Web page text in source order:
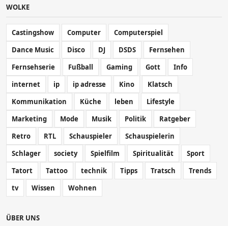
WOLKE
Castingshow Computer
Computerspiel
Dance Music
Disco DJ DSDS
Fernsehen
Fernsehserie
Fußball Gaming Gott
Info
internet
ip ip adresse Kino
Klatsch
Kommunikation
Küche leben
Lifestyle
Marketing
Mode Musik Politik
Ratgeber
Retro
RTL Schauspieler
Schauspielerin
Schlager
society Spielfilm Spiritualität
Sport
Tatort
Tattoo technik Tipps Tratsch
Trends
tv
Wissen Wohnen
ÜBER UNS